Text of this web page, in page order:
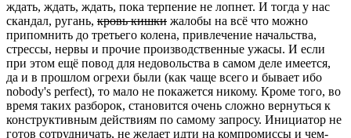
ждать, ждать, ждать, пока терпение не лопнет. И тогда у нас
скандал, ругань, кровь кишки жалобы на всё что можно
припомнить до третьего колена, привлечение начальства,
стрессы, нервы и прочие производственные ужасы. И если
при этом ещё повод для недовольства в самом деле имеется,
да и в прошлом огрехи были (как чаще всего и бывает ибо
nobody's perfect), то мало не покажется никому. Кроме того, во
время таких разборок, становится очень сложно вернуться к
конструктивным действиям по самому запросу. Инициатор не
готов сотрудничать, не желает идти на компромиссы и чем-